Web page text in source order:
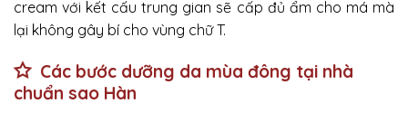
cream với kết cấu trung gian sẽ cấp đủ ẩm cho má mà
lại không gây bí cho vùng chữ T.
Các bước dưỡng da mùa đông tại nhà
chuẩn sao Hàn